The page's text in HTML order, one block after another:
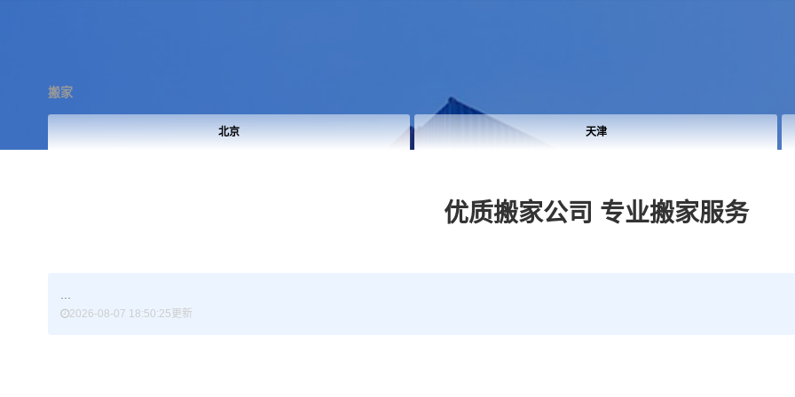
搬家
天津 河北
优质搬家公司 专业搬家服务
...
2026-08-07 18:50:25更新